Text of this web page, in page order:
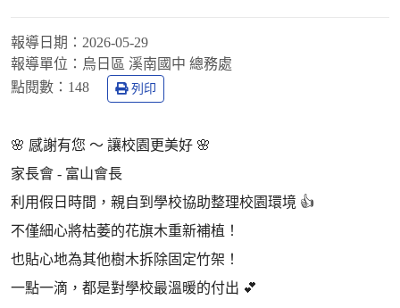
報導日期： 2026-05-29
報導單位： 烏日區 溪南國中 總務處
點閱數： 148 列印
🌸 感謝有您 ～ 讓校園更美好 🌸
家長會 - 富山會長
利用假日時間，親自到學校協助整理校園環境 👍
不僅細心將枯萎的花旗木重新補植！
也貼心地為其他樹木拆除固定竹架！
一點一滴，都是對學校最溫暖的付出 💕